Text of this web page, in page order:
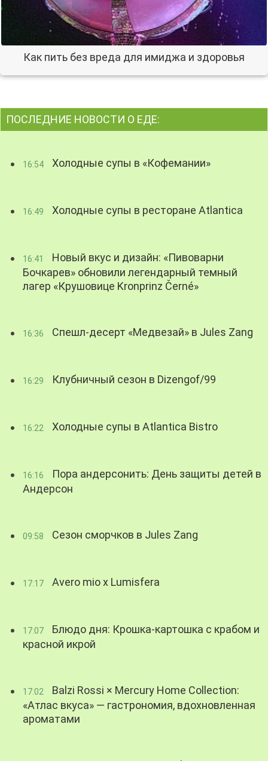
Как пить без вреда для имиджа и здоровья
ПОСЛЕДНИЕ НОВОСТИ О ЕДЕ:
16:54 Холодные супы в «Кофемании»
16:49 Холодные супы в ресторане Atlantica
16:41
Новый вкус и дизайн: «Пивоварни
Бочкарев» обновили легендарный темный
лагер «Крушовице Kronprinz Černé»
16:36 Спешл-десерт «Медвезай» в Jules Zang
16:29 Клубничный сезон в Dizengof/99
16:22 Холодные супы в Atlantica Bistro
16:16
Пора андерсонить: День защиты детей в
Андерсон
09:58 Сезон сморчков в Jules Zang
17:17 Avero mio x Lumisfera
17:07
Блюдо дня: Крошка-картошка с крабом и
красной икрой
17:02
Balzi Rossi × Mercury Home Collection:
«Атлас вкуса» — гастрономия, вдохновленная
ароматами